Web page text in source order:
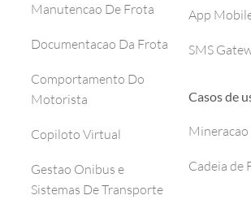
Manutencao De Frota
Documentacao Da Frota
Comportamento Do
Motorista
Copiloto Virtual
Gestao Onibus e
Sistemas De Transporte
App
SMS
Casos de
Mineracao
Cadeia de